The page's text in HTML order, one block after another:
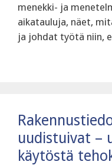
menekki- ja
aikatauluja, näet,
ja johdat työtä niin,
uudistuivat –
käytöstä